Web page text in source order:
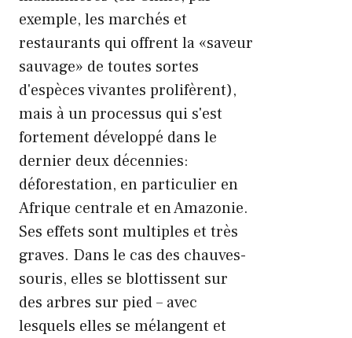
exemple, les marchés et
restaurants qui offrent la «saveur
sauvage» de toutes sortes
d'espèces vivantes prolifèrent),
mais à un processus qui s'est
fortement développé dans le
dernier deux décennies:
déforestation, en particulier en
Afrique centrale et en Amazonie.
Ses effets sont multiples et très
graves. Dans le cas des chauves-
souris, elles se blottissent sur
des arbres sur pied – avec
lesquels elles se mélangent et